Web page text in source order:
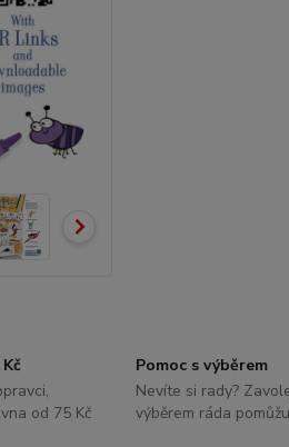
od 75 Kč
Pomoc s výběrem
Nevíte si rady?
výběrem ráda